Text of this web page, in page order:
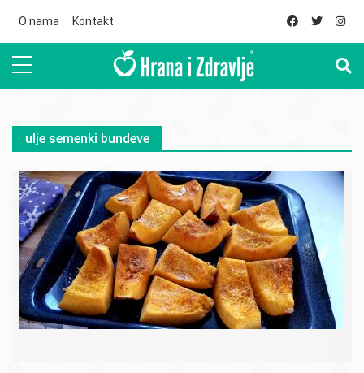
O nama Kontakt
ulje semenki bundeve